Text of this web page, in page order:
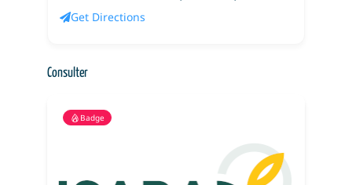
Get Directions
Consulter
Badge